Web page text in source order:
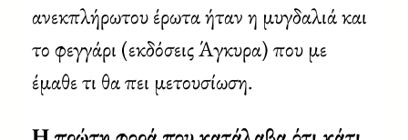
ανεκπλήρωτου έρωτα ήταν η μυγδαλιά και
το φεγγάρι (εκδόσεις Άγκυρα) που με
έμαθε τι θα πει μετουσίωση.